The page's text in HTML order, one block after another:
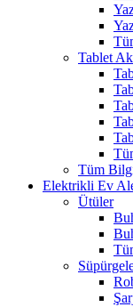
Tablet
Tüm
Elektrikli Ev
Ütüler